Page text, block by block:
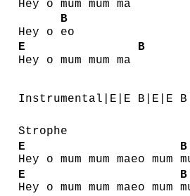
Hey o mum mum ma
Hey o
B
eo
E
Hey o mum mum ma
B
Instrumental|E|E B|E|E
Strophe
E
Hey o mum mum maeo mum
B
E
Hey o mum mum maeo mum
B